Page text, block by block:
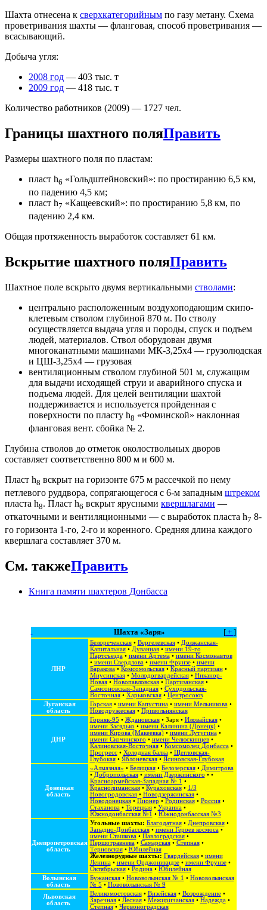
Шахта отнесена к сверхкатегорийным по газу метану. Схема
проветривания шахты — фланговая, способ проветривания —
всасывающий.
Добыча угля:
2008 год — 403 тыс. т
2009 год — 418 тыс. т
Количество работников (2009) — 1727 чел.
Границы шахтного поляПравить
Размеры шахтного поля по пластам:
пласт h6 «Гольдштейновский»: по простиранию 6,5 км,
по падению 4,5 км;
пласт h7 «Кащеевский»: по простиранию 5,8 км, по
падению 2,4 км.
Общая протяженность выработок составляет 61 км.
Вскрытие шахтного поляПравить
Шахтное поле вскрыто двумя вертикальными стволами:
центрально расположенным воздухоподающим скипо-
клетевым стволом глубиной 870 м. По стволу
осуществляется выдача угля и породы, спуск и подъем
людей, материалов. Ствол оборудован двумя
многоканатными машинами МК-3,25х4 — грузолюдская
и ЦШ-3,25х4 — грузовая
вентиляционным стволом глубиной 501 м, служащим
для выдачи исходящей струи и аварийного спуска и
подъема людей. Для целей вентиляции шахтой
поддерживается и используется пройденная с
поверхности по пласту h8 «Фоминской» наклонная
фланговая вент. сбойка № 2.
Глубина стволов до отметок околоствольных дворов
составляет соответственно 800 м и 600 м.
Пласт h8 вскрыт на горизонте 675 м рассечкой по нему
петлевого руддвора, сопрягающегося с 6-м западным штреком
пласта h8. Пласт h6 вскрыт ярусными квершлагами —
откаточными и вентиляционными — с выработок пласта h7 8-
го горизонта 1-го, 2-го и коренного. Средняя длина каждого
квершлага составляет 370 м.
См. такжеПравить
Книга памяти шахтеров Донбасса
[+ ]
Шахта «Заря»
ЛНР
Белореченская• Вергелевская• Должанская-
Капитальная• Дуванная• имени 19-го
Партсъезда• имени Артема• имени Космонавтов
• имени Свердлова• имени Фрунзе• имени
Баракова• Комсомольская• Красный партизан•
Миусинская• Молодогвардейская• Никанор-
Новая• Новопавловская• Партизанская•
Самсоновская-Западная• Суходольская-
Восточная• Харьковская• Центросоюз
Луганская
область
Горская• имени Капустина• имени Мельникова•
Новодружеская• Привольнянская
ДНР
Горняк-95 • Ждановская• Заря• Иловайская•
имени Засядько • имени Калинина (Донецк)•
имени Кирова (Макеевка)• имени Лутугина•
имени Скочинского • имени Челюскинцев•
Калиновская-Восточная• Комсомолец Донбасса•
Прогресс• Холодная балка• Щегловская-
Глубокая• Яблоневская• Ясиновская-Глубокая
Донецкая
область
«Алмазная» • Белицкая• Белозерская• Димитрова
• Добропольская• имени Дзержинского • •
Красноармейская-Западная № 1 •
Краснолиманская• Кураховская• 1/3
Новогродовская• Новодзержинская•
Новодонецкая• Пионер • Родинская• Россия•
Стаханова• Торецкая• Украина•
Южнодонбасская №1 • Южнодонбасская №3
Днепропетровская
область
Угольные шахты: Благодатная• Днепровская•
Западно-Донбасская• имени Героев космоса•
имени Сташкова• Павлоградская•
Першотравнева• Самарская• Степная•
Терновская• Юбилейная
Железнорудные шахты: Гвардейская• имени
Ленина• имени Орджоникидзе• имени Фрунзе•
Октябрьская• Родина• Юбилейная
Волынская
область
Бужанская• Нововолынская № 1 • Нововолынская
№ 5 • Нововолынская № 9
Львовская
область
Великомостовская• Визейская• Возрождение•
Заречная• Лесная• Межиричанская• Надежда•
Степная• Червоноградская